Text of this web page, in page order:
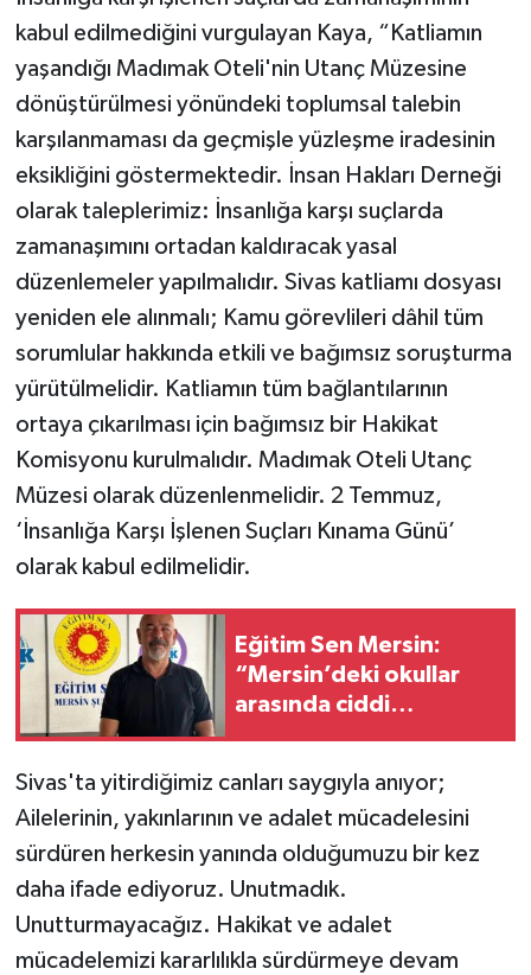
kabul edilmediğini vurgulayan Kaya, “Katliamın
yaşandığı Madımak Oteli'nin Utanç Müzesine
dönüştürülmesi yönündeki toplumsal talebin
karşılanmaması da geçmişle yüzleşme iradesinin
eksikliğini göstermektedir. İnsan Hakları Derneği
olarak taleplerimiz: İnsanlığa karşı suçlarda
zamanaşımını ortadan kaldıracak yasal
düzenlemeler yapılmalıdır. Sivas katliamı dosyası
yeniden ele alınmalı; Kamu görevlileri dâhil tüm
sorumlular hakkında etkili ve bağımsız soruşturma
yürütülmelidir. Katliamın tüm bağlantılarının
ortaya çıkarılması için bağımsız bir Hakikat
Komisyonu kurulmalıdır. Madımak Oteli Utanç
Müzesi olarak düzenlenmelidir. 2 Temmuz,
‘İnsanlığa Karşı İşlenen Suçları Kınama Günü’
olarak kabul edilmelidir.
Eğitim Sen Mersin:
“Mersin’deki okullar
arasında ciddi
Sivas'ta yitirdiğimiz canları saygıyla anıyor;
Ailelerinin, yakınlarının ve adalet mücadelesini
sürdüren herkesin yanında olduğumuzu bir kez
daha ifade ediyoruz. Unutmadık.
Unutturmayacağız. Hakikat ve adalet
mücadelemizi kararlılıkla sürdürmeye devam